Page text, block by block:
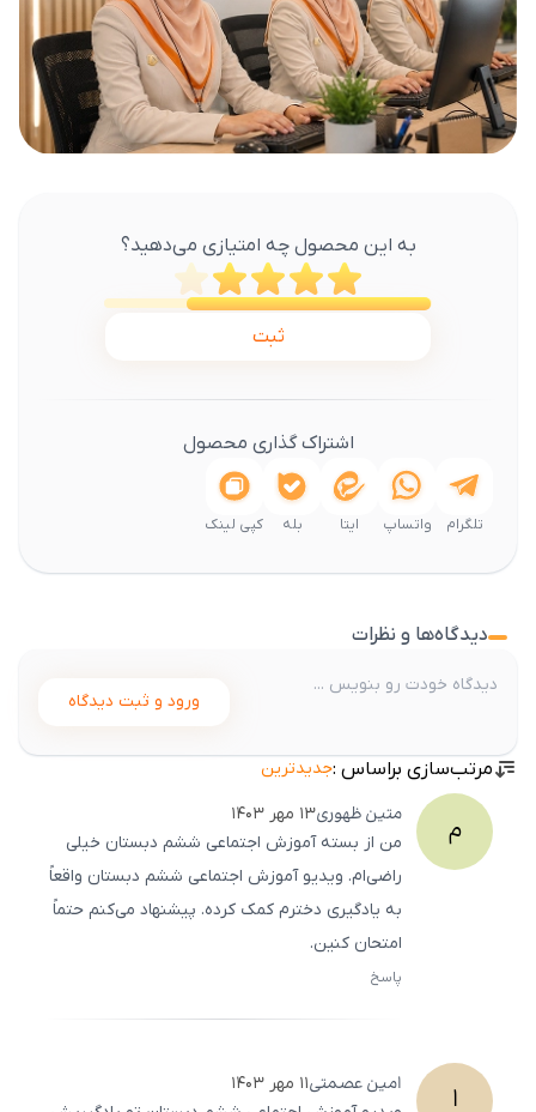
به این محصول چه امتیازی می‌دهید؟
ثبت
اشتراک گذاری محصول
تلگرام واتساپ ایتا بله کپی لینک
دیدگاه‌ها و نظرات
ورود و ثبت دیدگاه
مرتب‌سازی براساس :جدیدترین
م متینظهوری۱۳ مهر ۱۴۰۳
من از بسته آموزش اجتماعی ششم دبستان خیلی
راضی‌ام. ویدیو آموزش اجتماعی ششم دبستان واقعاً
به یادگیری دخترم کمک کرده. پیشنهاد می‌کنم حتماً
امتحان کنین.
پاسخ
ا امینعصمتی۱۱ مهر ۱۴۰۳